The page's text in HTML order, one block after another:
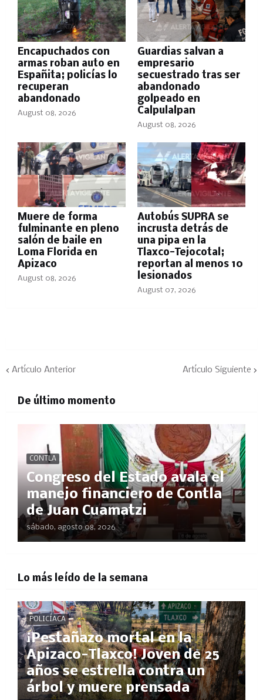
Encapuchados con
armas roban auto en
Españita; policías lo
recuperan
abandonado
August 08, 2026
Guardias salvan a
empresario
secuestrado tras ser
abandonado
golpeado en
Calpulalpan
August 08, 2026
Muere de forma
fulminante en pleno
salón de baile en
Loma Florida en
Apizaco
August 08, 2026
Autobús SUPRA se
incrusta detrás de
una pipa en la
Tlaxco-Tejocotal;
reportan al menos 10
lesionados
August 07, 2026
Artículo Anterior Artículo Siguiente
De último momento
CONTLA
Congreso del Estado avala el
manejo financiero de Contla
de Juan Cuamatzi
sábado, agosto 08, 2026
Lo más leído de la semana
POLICÍACA
¡Pestañazo mortal en la
Apizaco-Tlaxco! Joven de 25
años se estrella contra un
árbol y muere prensada